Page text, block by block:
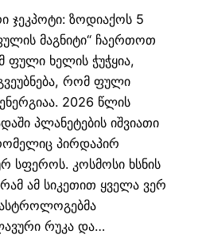
ჯეკპოტი: ზოდიაქოს 5
მაგნიტი“ ჩაერთოთ
ფული ხელის ჭუჭყია,
რომ ფული
2026 წლის
პლანეტების იშვიათი
პირდაპირ
სფეროს. კოსმოსი ხსნის
ამ სიკეთით ყველა ვერ
ასტროლოგებმა
რუკა და…